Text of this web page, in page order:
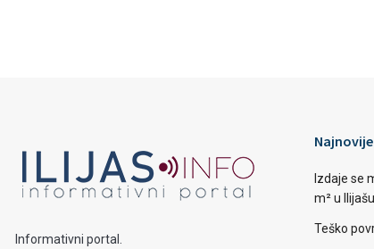
Informativni portal.
Najnovije
Izdaje se
m² u Ilijašu
Teško